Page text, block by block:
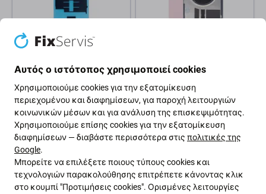
Apple
Πίσω Γυαλί για iPhone 15
2,50 €
ΣΕ ΑΠΌΘΕΜΑ 10+ τεμ
Φακός Κάμερας +
Μεταλλική Πλάκα +
Μαγνήτες Magsafe για
iPhone 15 | Ροζ | Pink
17,62 €
ΣΕ ΑΠΌΘΕΜΑ 10+ τεμ
Αυτός ο ιστότοπος χρησιμοποιεί cookies
Χρησιμοποιούμε cookies για την εξατομίκευση
περιεχομένου και διαφημίσεων, για παροχή λειτουργιών
κοινωνικών μέσων και για ανάλυση της επισκεψιμότητας.
Χρησιμοποιούμε επίσης cookies για την εξατομίκευση
διαφημίσεων — διαβάστε περισσότερα στις πολιτικές της
Google.
Μπορείτε να επιλέξετε ποιους τύπους cookies και
τεχνολογιών παρακολούθησης επιτρέπετε κάνοντας κλικ
στο κουμπί "Προτιμήσεις cookies". Ορισμένες λειτουργίες